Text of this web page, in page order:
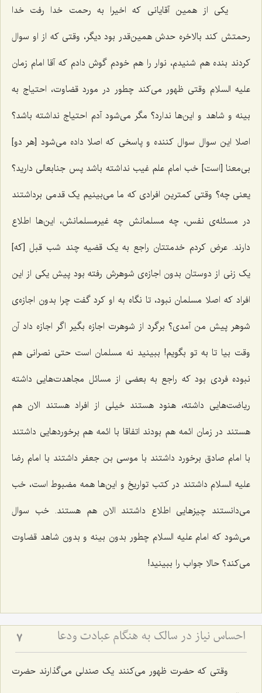
یکی از همین آقایانی که اخیرا به رحمت خدا رفت خدا
رحمتش کند بالاخره حدش همین‌قدر بود دیگر، وقتی که از او سوال
کردند بنده هم شنیدم، نوار را هم خودم گوش دادم که آقا امام زمان
علیه السلام وقتی ظهور می‌کند چطور در مورد قضاوت، احتیاج به
بینه و شاهد و این‌ها ندارد؟ مگر می‌شود آدم احتیاج نداشته باشد؟
اصلا این سوال سوال کننده و پاسخی که اصلا داده می‌شود [هر دو]
بی‌معنا [است‌] خب امام علم غیب نداشته باشد پس جنابعالی دارید؟
یعنی چه؟ وقتی کمترین افرادی که ما می‌بینیم یک قدمی برداشتند
در مسئله‌ی نفس، چه مسلمانش چه غیرمسلمانش، این‌ها اطلاع
دارند. عرض کردم خدمتتان راجع به یک قضیه چند شب قبل [که‌]
یک زنی از دوستان بدون اجازه‌ی شوهرش رفته بود پیش یکی از این
افراد که اصلا مسلمان نبود، تا نگاه به او کرد گفت چرا بدون اجازه‌ی
شوهر پیش من آمدی؟ برگرد از شوهرت اجازه بگیر اگر اجازه داد آن
وقت بیا تا به تو بگویم! ببینید نه مسلمان است حتی نصرانی هم
نبوده فردی بود که راجع به بعضی از مسائل مجاهدت‌هایی داشته
ریاضت‌هایی داشته، هنود هستند خیلی از افراد هستند الان هم
هستند در زمان ائمه هم بودند اتفاقا با ائمه هم برخوردهایی داشتند
با امام صادق برخورد داشتند با موسی بن جعفر داشتند با امام رضا
علیه السلام داشتند در کتب تواریخ و این‌ها همه مضبوط است، خب
می‌دانستند چیزهایی اطلاع داشتند الان هم هستند. خب سوال
می‌شود که امام علیه السلام چطور بدون بینه و بدون شاهد قضاوت
می‌کند؟ حالا جواب را ببینید!
احساس نیاز در سالک به هنگام عبادت ودعا 7
وقتی که حضرت ظهور می‌کنند یک صندلی می‌گذارند حضرت